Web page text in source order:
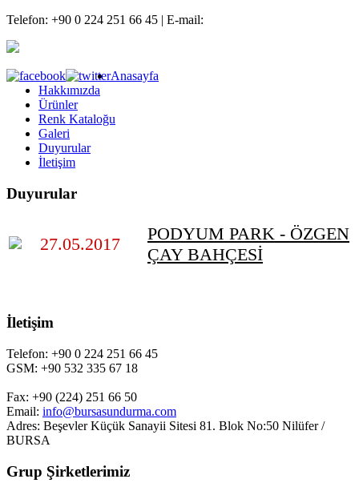
Telefon: +90 0 224 251 66 45 | E-mail:
Anasayfa
Hakkımızda
Ürünler
Renk Kataloğu
Galeri
Duyurular
İletişim
Duyurular
27.05.2017
PODYUM PARK - ÖZGEN
ÇAY BAHÇESİ
İletişim
Telefon: +90 0 224 251 66 45
GSM: +90 532 335 67 18
Fax: +90 (224) 251 66 50
Email: info@bursasundurma.com
Adres: Beşevler Küçük Sanayii Sitesi 81. Blok No:50 Nilüfer /
BURSA
Grup Şirketlerimiz